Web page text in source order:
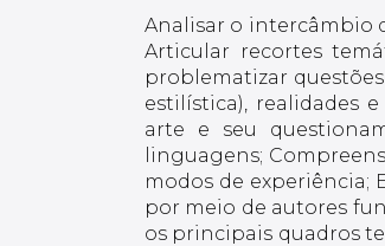
Analisar o intercâmbio
Articular recortes
problematizar
estilística), realidades
arte e seu
linguagens;
modos de experiência;
por meio de autores
os principais quadros